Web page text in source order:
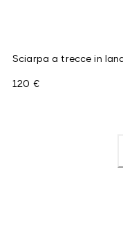
Sciarpa a trecce in
120 €